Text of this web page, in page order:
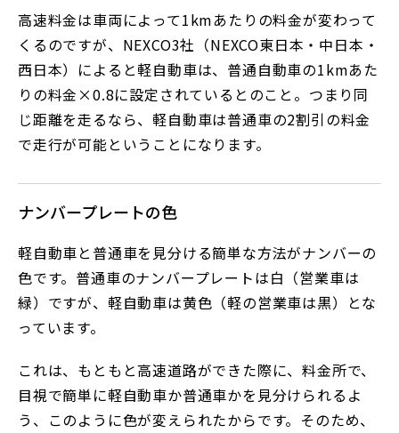
高速料金は車両によって1kmあたりの料金が変わって
くるのですが、NEXCO3社（NEXCO東日本・中日本・
西日本）によると軽自動車は、普通自動車の1kmあた
りの料金×0.8に設定されているとのこと。つまり同
じ距離を走るなら、軽自動車は普通車の2割引の料金
で走行が可能ということになります。
ナンバープレートの色
軽自動車と普通車を見分ける簡単な方法がナンバーの
色です。普通車のナンバープレートは白（営業車は
緑）ですが、軽自動車は黄色（軽の営業車は黒）とな
っています。
これは、もともと高速道路ができた際に、料金所で、
目視で簡単に軽自動車か普通車かを見分けられるよ
う、このように色が変えられたからです。そのため、